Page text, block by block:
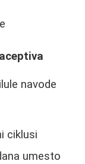
navode
ciklusi
umesto